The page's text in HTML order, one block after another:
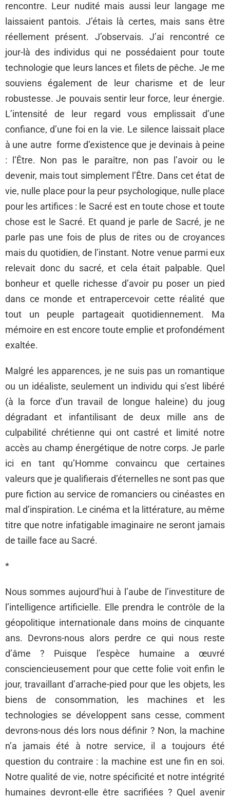
rencontre. Leur nudité mais aussi leur langage me
laissaient pantois. J’étais là certes, mais sans être
réellement présent. J’observais. J’ai rencontré ce
jour-là des individus qui ne possédaient pour toute
technologie que leurs lances et filets de pêche. Je me
souviens également de leur charisme et de leur
robustesse. Je pouvais sentir leur force, leur énergie.
L’intensité de leur regard vous emplissait d’une
confiance, d’une foi en la vie. Le silence laissait place
à une autre forme d’existence que je devinais à peine
: l’Être. Non pas le paraître, non pas l’avoir ou le
devenir, mais tout simplement l’Être. Dans cet état de
vie, nulle place pour la peur psychologique, nulle place
pour les artifices : le Sacré est en toute chose et toute
chose est le Sacré. Et quand je parle de Sacré, je ne
parle pas une fois de plus de rites ou de croyances
mais du quotidien, de l’instant. Notre venue parmi eux
relevait donc du sacré, et cela était palpable. Quel
bonheur et quelle richesse d’avoir pu poser un pied
dans ce monde et entrapercevoir cette réalité que
tout un peuple partageait quotidiennement. Ma
mémoire en est encore toute emplie et profondément
exaltée.
Malgré les apparences, je ne suis pas un romantique
ou un idéaliste, seulement un individu qui s’est libéré
(à la force d’un travail de longue haleine) du joug
dégradant et infantilisant de deux mille ans de
culpabilité chrétienne qui ont castré et limité notre
accès au champ énergétique de notre corps. Je parle
ici en tant qu’Homme convaincu que certaines
valeurs que je qualifierais d’éternelles ne sont pas que
pure fiction au service de romanciers ou cinéastes en
mal d’inspiration. Le cinéma et la littérature, au même
titre que notre infatigable imaginaire ne seront jamais
de taille face au Sacré.
*
Nous sommes aujourd’hui à l’aube de l’investiture de
l’intelligence artificielle. Elle prendra le contrôle de la
géopolitique internationale dans moins de cinquante
ans. Devrons-nous alors perdre ce qui nous reste
d’âme ? Puisque l’espèce humaine a œuvré
consciencieusement pour que cette folie voit enfin le
jour, travaillant d’arrache-pied pour que les objets, les
biens de consommation, les machines et les
technologies se développent sans cesse, comment
devrons-nous dés lors nous définir ? Non, la machine
n’a jamais été à notre service, il a toujours été
question du contraire : la machine est une fin en soi.
Notre qualité de vie, notre spécificité et notre intégrité
humaines devront-elle être sacrifiées ? Quel avenir